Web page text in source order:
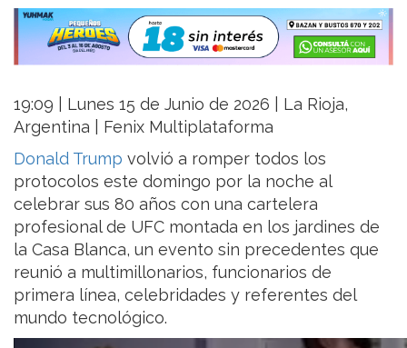
19:09 | Lunes 15 de Junio de 2026 | La Rioja,
Argentina | Fenix Multiplataforma
Donald Trump volvió a romper todos los
protocolos este domingo por la noche al
celebrar sus 80 años con una cartelera
profesional de UFC montada en los jardines de
la Casa Blanca, un evento sin precedentes que
reunió a multimillonarios, funcionarios de
primera línea, celebridades y referentes del
mundo tecnológico.